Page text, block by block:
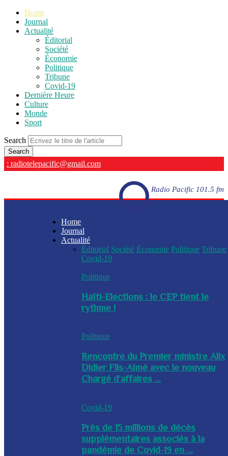
Home
Journal
Actualité
Éditorial
Société
Économie
Politique
Tribune
Covid-19
Dernière Heure
Culture
Monde
Sport
Search
: radiotelepacific@gmail.com
Radio Pacific 101.5 fm
Home
Journal
Actualité
Éditorial Société Économie Politique Tribune
Covid-19
Politique
Haïti-Elections : le CEP tient le
rythme !
Politique
Rencontre du Premier ministre Alix
Didier Fils-Aimé avec le nouveau
Chargé d’affaires ...
Covid-19
Près de 15 millions de décès
supplémentaires associés à la
pandémie de Covid-19 en ...